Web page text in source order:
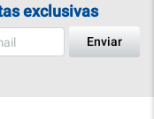
exclusivas
Enviar